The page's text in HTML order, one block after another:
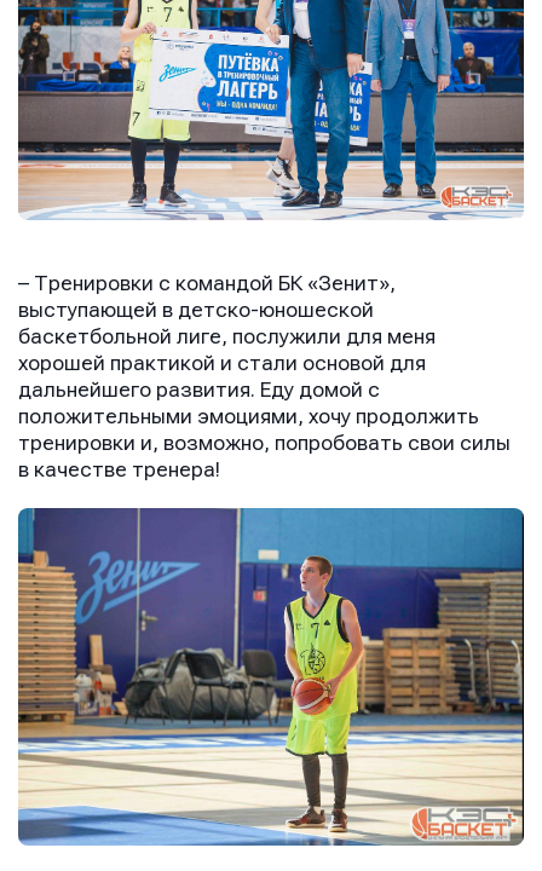
– Тренировки с командой БК «Зенит»,
выступающей в детско-юношеской
баскетбольной лиге, послужили для меня
хорошей практикой и стали основой для
дальнейшего развития. Еду домой с
положительными эмоциями, хочу продолжить
тренировки и, возможно, попробовать свои силы
в качестве тренера!
Имя
Телефон
Сообщение
Отправить
Нажимая кнопку “Отправить”, вы соглашаетесь с
условиями обработки персональных данных
Имя
Телефон
Сообщение
Отправить
Нажимая кнопку “Отправить”, вы соглашаетесь с
условиями обработки персональных данных
Имя
E-mail
Телефон
Отправить
Нажимая кнопку “Отправить”, вы соглашаетесь с
условиями обработки персональных данных